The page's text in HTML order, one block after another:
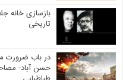
بازسازی خانه
تاریخی
در باب ضرورت
حسن آباد-